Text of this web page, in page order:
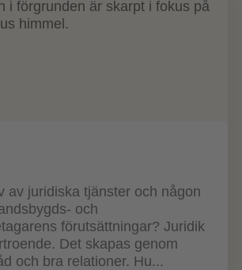
av juridiska tjänster och någon
och
förutsättningar? Juridik
Det skapas genom
och bra relationer. Hu...